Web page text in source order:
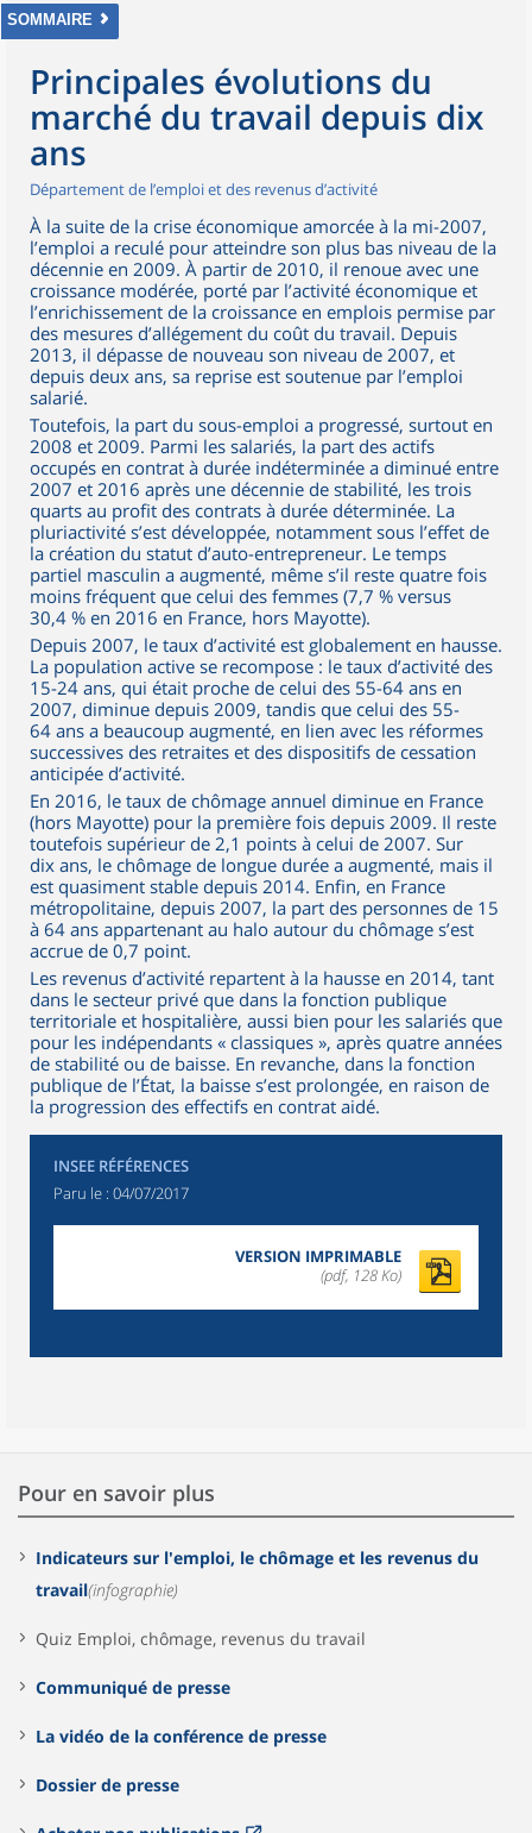
SOMMAIRE
Principales évolutions du
marché du travail depuis dix
ans
Département de l’emploi et des revenus d’activité
À la suite de la crise économique amorcée à la mi-2007,
l’emploi a reculé pour atteindre son plus bas niveau de la
décennie en 2009. À partir de 2010, il renoue avec une
croissance modérée, porté par l’activité économique et
l’enrichissement de la croissance en emplois permise par
des mesures d’allégement du coût du travail. Depuis
2013, il dépasse de nouveau son niveau de 2007, et
depuis deux ans, sa reprise est soutenue par l’emploi
salarié.
Toutefois, la part du sous-emploi a progressé, surtout en
2008 et 2009. Parmi les salariés, la part des actifs
occupés en contrat à durée indéterminée a diminué entre
2007 et 2016 après une décennie de stabilité, les trois
quarts au profit des contrats à durée déterminée. La
pluriactivité s’est développée, notamment sous l’effet de
la création du statut d’auto-entrepreneur. Le temps
partiel masculin a augmenté, même s’il reste quatre fois
moins fréquent que celui des femmes (7,7 % versus
30,4 % en 2016 en France, hors Mayotte).
Depuis 2007, le taux d’activité est globalement en hausse.
La population active se recompose : le taux d’activité des
15-24 ans, qui était proche de celui des 55-64 ans en
2007, diminue depuis 2009, tandis que celui des 55-
64 ans a beaucoup augmenté, en lien avec les réformes
successives des retraites et des dispositifs de cessation
anticipée d’activité.
En 2016, le taux de chômage annuel diminue en France
(hors Mayotte) pour la première fois depuis 2009. Il reste
toutefois supérieur de 2,1 points à celui de 2007. Sur
dix ans, le chômage de longue durée a augmenté, mais il
est quasiment stable depuis 2014. Enfin, en France
métropolitaine, depuis 2007, la part des personnes de 15
à 64 ans appartenant au halo autour du chômage s’est
accrue de 0,7 point.
Les revenus d’activité repartent à la hausse en 2014, tant
dans le secteur privé que dans la fonction publique
territoriale et hospitalière, aussi bien pour les salariés que
pour les indépendants « classiques », après quatre années
de stabilité ou de baisse. En revanche, dans la fonction
publique de l’État, la baisse s’est prolongée, en raison de
la progression des effectifs en contrat aidé.
INSEE RÉFÉRENCES
Paru le : 04/07/2017
VERSION IMPRIMABLE
(pdf, 128 Ko)
Pour en savoir plus
Indicateurs sur l'emploi, le chômage et les revenus du
travail(infographie)
Quiz Emploi, chômage, revenus du travail
Communiqué de presse
La vidéo de la conférence de presse
Dossier de presse